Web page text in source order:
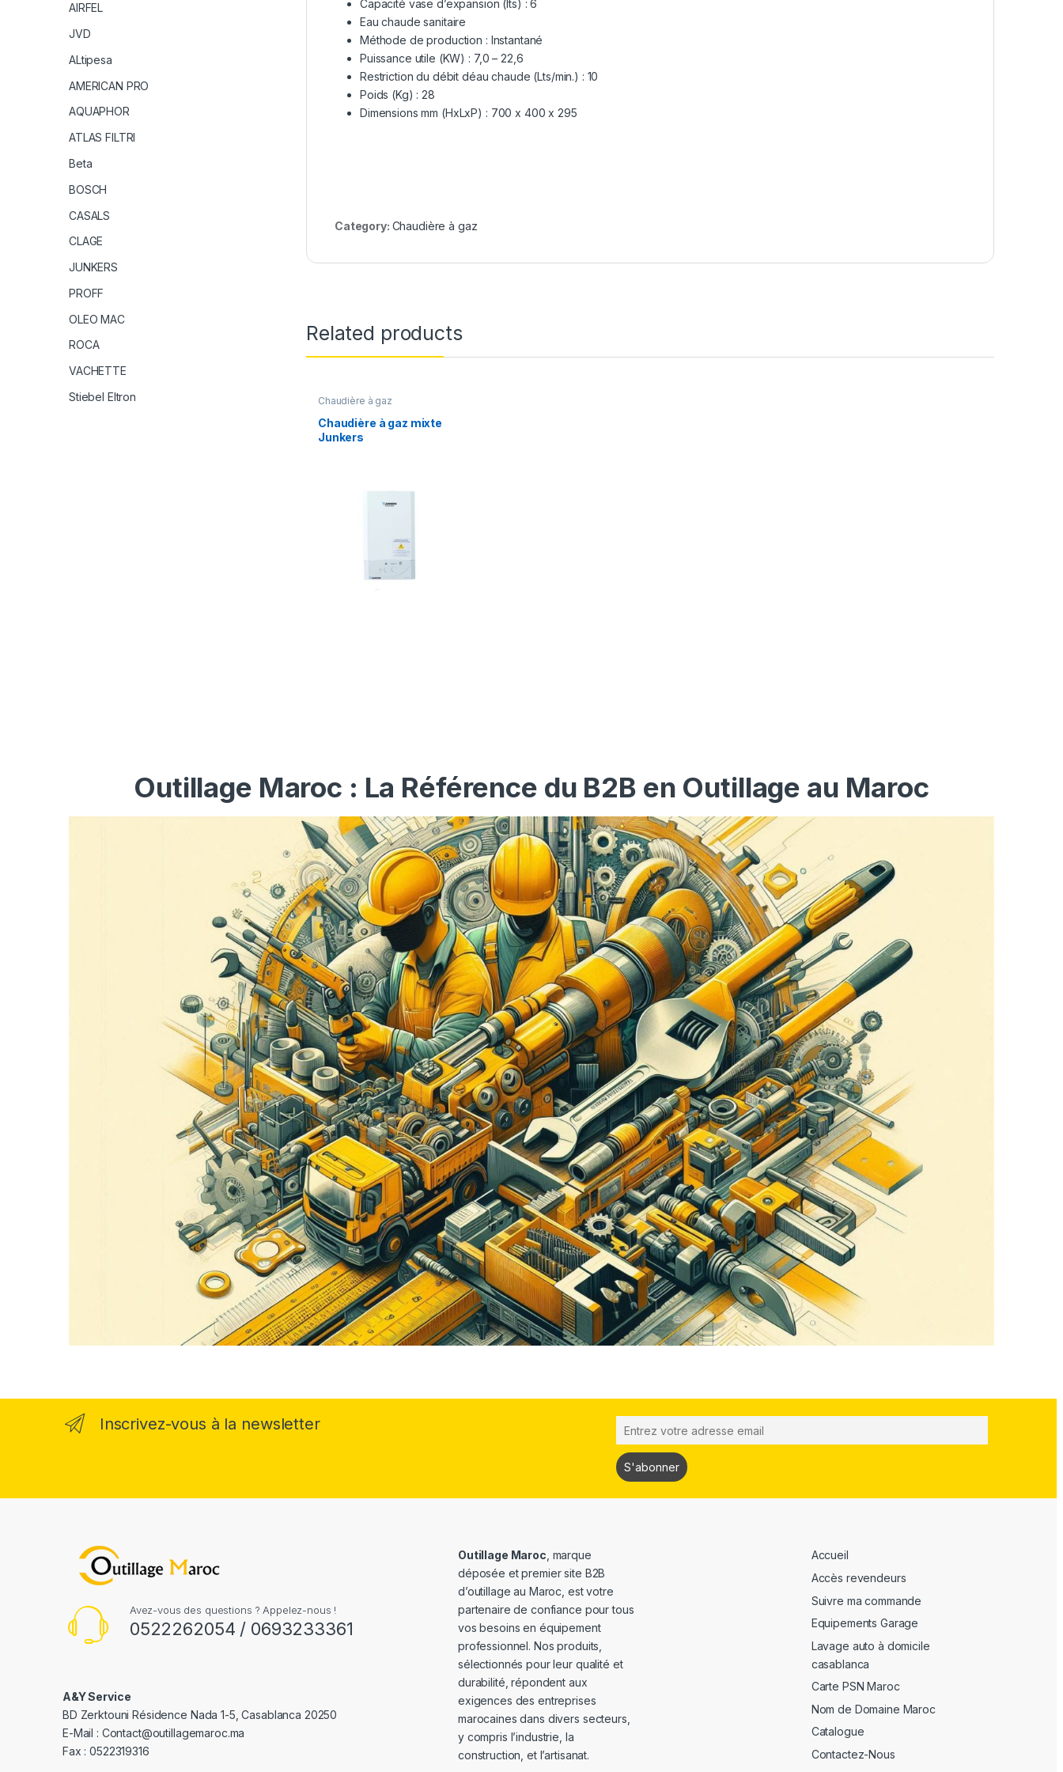
Capacité vase d’expansion (lts) : 6
Eau chaude sanitaire
Méthode de production : Instantané
Puissance utile (KW) : 7,0 – 22,6
Restriction du débit déau chaude (Lts/min.) : 10
Poids (Kg) : 28
Dimensions mm (HxLxP) : 700 x 400 x 295
Category: Chaudière à gaz
Related products
Chaudière à gaz
Chaudière à gaz mixte
Junkers
AIRFEL
JVD
ALtipesa
AMERICAN PRO
AQUAPHOR
ATLAS FILTRI
Beta
BOSCH
CASALS
CLAGE
JUNKERS
PROFF
OLEO MAC
ROCA
VACHETTE
Stiebel Eltron
Outillage Maroc : La Référence du B2B en Outillage au Maroc
Inscrivez-vous à la newsletter
Avez-vous des questions ? Appelez-nous !
0522262054 / 0693233361
A&Y Service
BD Zerktouni Résidence Nada 1-5, Casablanca 20250
E-Mail : Contact@outillagemaroc.ma
Fax : 0522319316
Outillage Maroc , marque
déposée et premier site B2B
d’outillage au Maroc, est votre
partenaire de confiance pour tous
vos besoins en équipement
professionnel. Nos produits,
sélectionnés pour leur qualité et
durabilité, répondent aux
exigences des entreprises
marocaines dans divers secteurs,
y compris l’industrie, la
construction, et l’artisanat.
Accueil
Accès revendeurs
Suivre ma commande
Equipements Garage
Lavage auto à domicile
casablanca
Carte PSN Maroc
Nom de Domaine Maroc
Catalogue
Contactez-Nous